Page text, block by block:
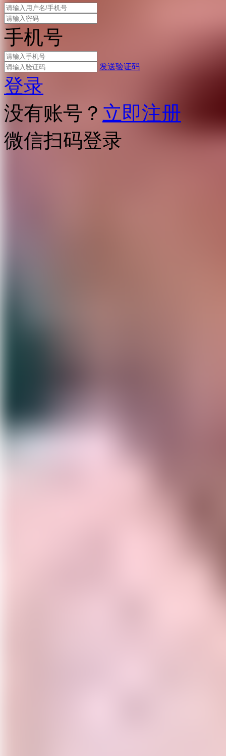
手机号
发送验证码
登录
没有账号？ 立即注册
微信扫码登录